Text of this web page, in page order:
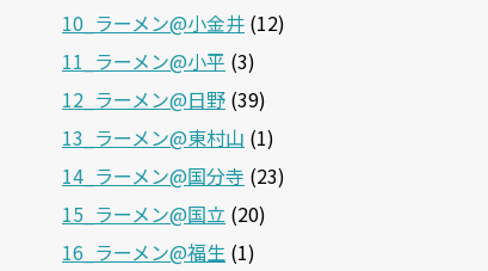
10_ラーメン@小金井 (12)
11_ラーメン@小平 (3)
12_ラーメン@日野 (39)
13_ラーメン@東村山 (1)
14_ラーメン@国分寺 (23)
15_ラーメン@国立 (20)
16_ラーメン@福生 (1)